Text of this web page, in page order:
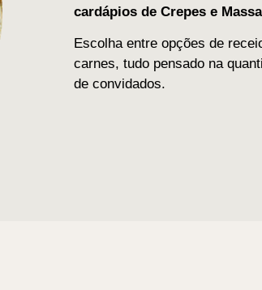
cardápios de Crepes e
Escolha entre opções de
carnes, tudo pensado na
de convidados.